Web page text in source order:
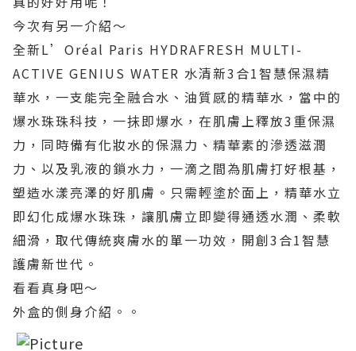
今次有另一介紹～
全新L’Oréal Paris HYDRAFRESH MULTI-
ACTIVE GENIUS WATER 水清新3合1智慧保濕精
華水，一支能完全融合水、油質感的精華水，當中的
爆水珠珠科技，一抺即爆水，在肌膚上釋放3重保濕
力，同時備有化妝水的保濕力、精華素的滲透滋潤
力、以及乳液的鎖水力，一滴之間為肌膚打好根基，
塑造水漾亮澤的好肌膚。只需輕塗於面上，精華水立
即幻化成爆水珠珠，讓肌膚立即變得通透水潤、柔軟
細滑，取代傳統爽膚水的單一功效，開創3合1智慧
護膚新世代。
看看真身吧～
外盒的側身介紹。。